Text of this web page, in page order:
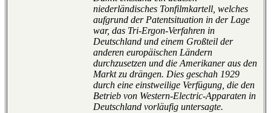
niederländisches Tonfilmkartell, welches
aufgrund der Patentsituation in der Lage
war, das Tri-Ergon-Verfahren in
Deutschland und einem Großteil der
anderen europäischen Ländern
durchzusetzen und die Amerikaner aus den
Markt zu drängen. Dies geschah 1929
durch eine einstweilige Verfügung, die den
Betrieb von Western-Electric-Apparaten in
Deutschland vorläufig untersagte.